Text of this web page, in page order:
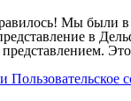
Мы были
в
Пользовательское